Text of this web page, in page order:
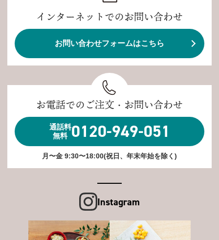
インターネットでのお問い合わせ
お問い合わせフォームはこちら
お電話でのご注文・お問い合わせ
通話料
無料 0120-949-051
月〜金 9:30〜18:00(祝日、年末年始を除く)
Instagram